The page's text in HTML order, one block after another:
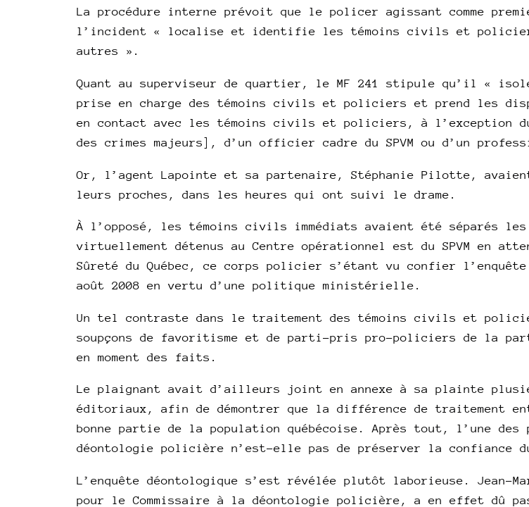
La procédure interne prévoit que le policer agissant comme
l’incident « localise et identifie les témoins civils et
autres ».
Quant au superviseur de quartier, le MF 241 stipule qu’il «
prise en charge des témoins civils et policiers et prend les
en contact avec les témoins civils et policiers, à l’exception du
des crimes majeurs], d’un officier cadre du SPVM ou d’un
Or, l’agent Lapointe et sa partenaire, Stéphanie Pilotte, avaient
leurs proches, dans les heures qui ont suivi le drame.
À l’opposé, les témoins civils immédiats avaient été séparés
virtuellement détenus au Centre opérationnel est du SPVM en
Sûreté du Québec, ce corps policier s’étant vu confier
août 2008 en vertu d’une politique ministérielle.
Un tel contraste dans le traitement des témoins civils et
soupçons de favoritisme et de parti-pris pro-policiers de la
en moment des faits.
Le plaignant avait d’ailleurs joint en annexe à sa plainte
éditoriaux, afin de démontrer que la différence de traitement
bonne partie de la population québécoise. Après tout, l’une des
déontologie policière n’est-elle pas de préserver la
L’enquête déontologique s’est révélée plutôt laborieuse. Jean-
pour le Commissaire à la déontologie policière, a en effet dû